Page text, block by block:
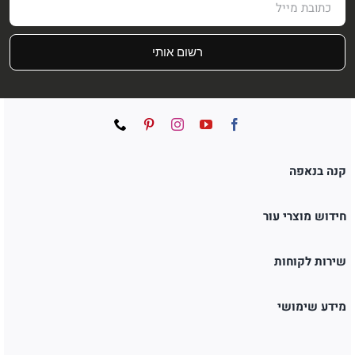
רשום אותי
קנה בנאפה
חידוש מוצרי עור
שירות לקוחות
מידע שימושי